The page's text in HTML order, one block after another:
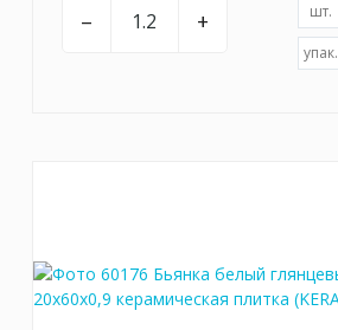
– + шт.
упак.